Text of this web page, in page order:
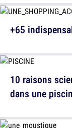
10 raisons
dans une
+65